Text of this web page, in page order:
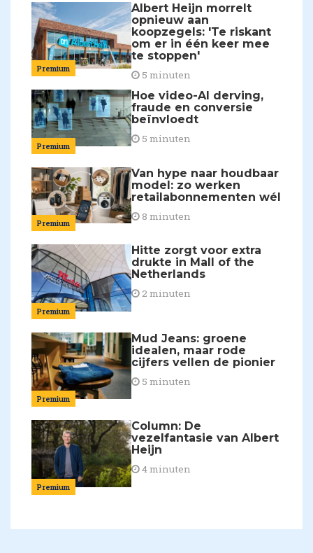
Premium
Albert Heijn morrelt
opnieuw aan
koopzegels: 'Te riskant
om er in één keer mee
te stoppen'
5 minuten
Premium
Hoe video-AI derving,
fraude en conversie
beïnvloedt
5 minuten
Premium
Van hype naar houdbaar
model: zo werken
retailabonnementen wél
8 minuten
Premium
Hitte zorgt voor extra
drukte in Mall of the
Netherlands
2 minuten
Premium
Mud Jeans: groene
idealen, maar rode
cijfers vellen de pionier
5 minuten
Premium
Column: De
vezelfantasie van Albert
Heijn
4 minuten